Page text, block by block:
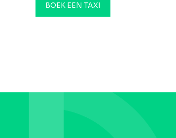
BOEK EEN TAXI